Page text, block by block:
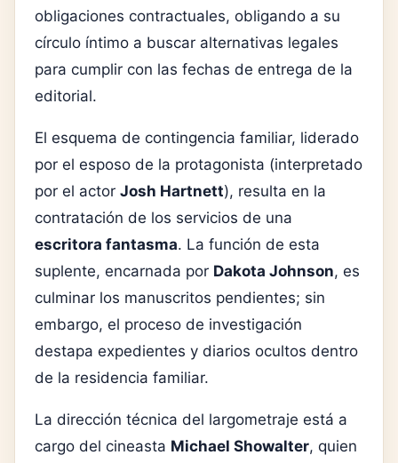
obligaciones contractuales, obligando a su
círculo íntimo a buscar alternativas legales
para cumplir con las fechas de entrega de la
editorial.
El esquema de contingencia familiar, liderado
por el esposo de la protagonista (interpretado
por el actor Josh Hartnett), resulta en la
contratación de los servicios de una
escritora fantasma. La función de esta
suplente, encarnada por Dakota Johnson, es
culminar los manuscritos pendientes; sin
embargo, el proceso de investigación
destapa expedientes y diarios ocultos dentro
de la residencia familiar.
La dirección técnica del largometraje está a
cargo del cineasta Michael Showalter, quien